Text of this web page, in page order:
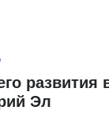
развития
Эл